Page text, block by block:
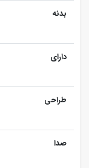
بدنه
دارای
طراحی
صدا